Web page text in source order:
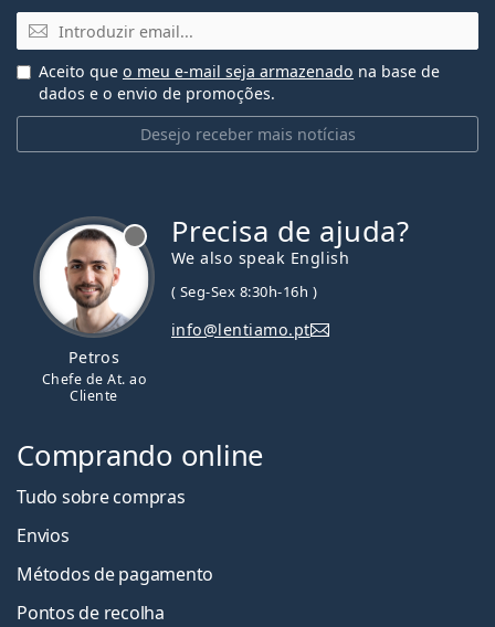
Email
Desejo receber mais notícias
Aceito que o meu e-mail seja armazenado na base de
dados e o envio de promoções.
Petros
Chefe de At. ao
Cliente
Precisa de ajuda?
We also speak English
( Seg-Sex 8:30h-16h )
info@lentiamo.pt
Comprando online
Tudo sobre compras
Envios
Métodos de pagamento
Pontos de recolha